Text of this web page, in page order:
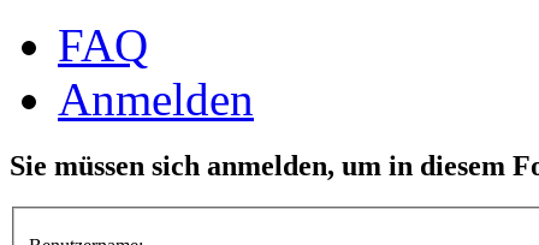
FAQ
Anmelden
Sie müssen sich anmelden, um in diesem